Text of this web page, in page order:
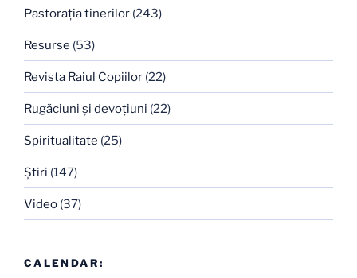
Pastoraţia tinerilor (243)
Resurse (53)
Revista Raiul Copiilor (22)
Rugăciuni şi devoţiuni (22)
Spiritualitate (25)
Ştiri (147)
Video (37)
CALENDAR: